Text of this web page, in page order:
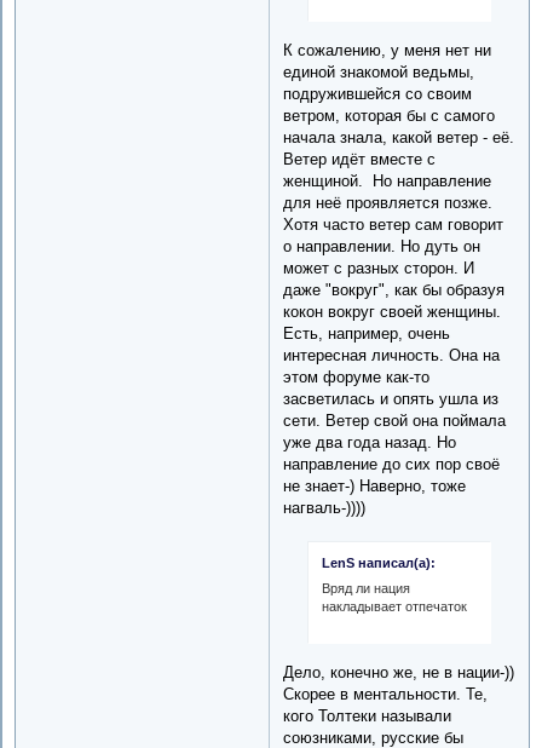
К сожалению, у меня нет ни
единой знакомой ведьмы,
подружившейся со своим
ветром, которая бы с самого
начала знала, какой ветер - её.
Ветер идёт вместе с
женщиной. Но направление
для неё проявляется позже.
Хотя часто ветер сам говорит
о направлении. Но дуть он
может с разных сторон. И
даже "вокруг", как бы образуя
кокон вокруг своей женщины.
Есть, например, очень
интересная личность. Она на
этом форуме как-то
засветилась и опять ушла из
сети. Ветер свой она поймала
уже два года назад. Но
направление до сих пор своё
не знает-) Наверно, тоже
нагваль-))))
LenS написал(а):
Вряд ли нация
накладывает отпечаток
Дело, конечно же, не в нации-))
Скорее в ментальности. Те,
кого Толтеки называли
союзниками, русские бы